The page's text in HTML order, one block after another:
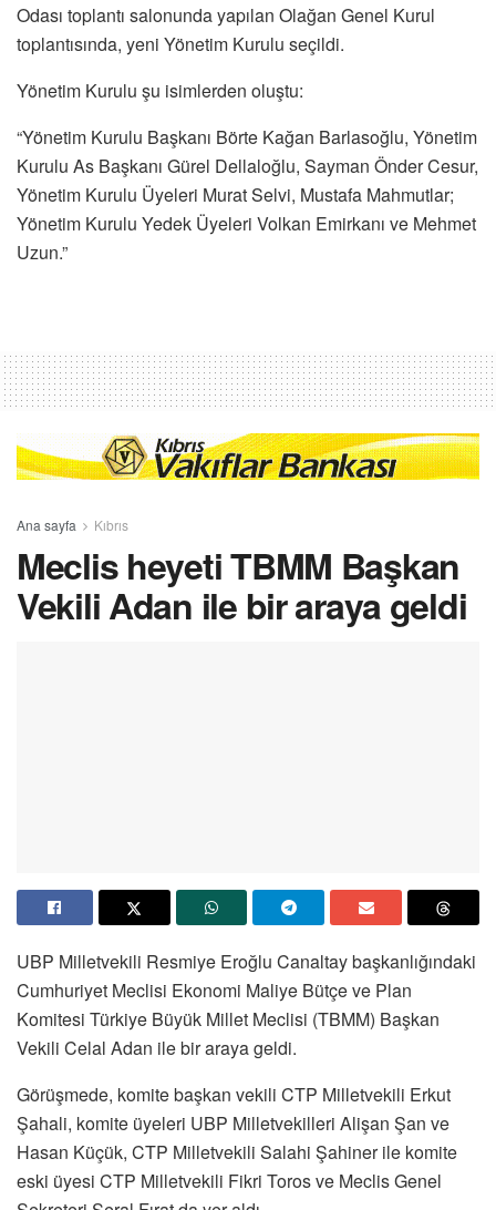
Odası toplantı salonunda yapılan Olağan Genel Kurul
toplantısında, yeni Yönetim Kurulu seçildi.
Yönetim Kurulu şu isimlerden oluştu:
“Yönetim Kurulu Başkanı Börte Kağan Barlasoğlu, Yönetim
Kurulu As Başkanı Gürel Dellaloğlu, Sayman Önder Cesur,
Yönetim Kurulu Üyeleri Murat Selvi, Mustafa Mahmutlar;
Yönetim Kurulu Yedek Üyeleri Volkan Emirkanı ve Mehmet
Uzun.”
Ana sayfa Kıbrıs
Meclis heyeti TBMM Başkan
Vekili Adan ile bir araya geldi
UBP Milletvekili Resmiye Eroğlu Canaltay başkanlığındaki
Cumhuriyet Meclisi Ekonomi Maliye Bütçe ve Plan
Komitesi Türkiye Büyük Millet Meclisi (TBMM) Başkan
Vekili Celal Adan ile bir araya geldi.
Görüşmede, komite başkan vekili CTP Milletvekili Erkut
Şahali, komite üyeleri UBP Milletvekilleri Alişan Şan ve
Hasan Küçük, CTP Milletvekili Salahi Şahiner ile komite
eski üyesi CTP Milletvekili Fikri Toros ve Meclis Genel